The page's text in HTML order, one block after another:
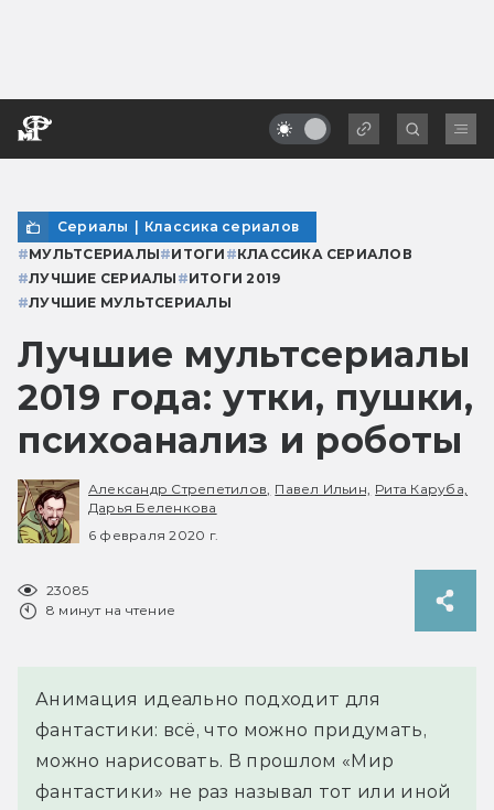
Сериалы | Классика сериалов
#МУЛЬТСЕРИАЛЫ#ИТОГИ #КЛАССИКА СЕРИАЛОВ
#ЛУЧШИЕ СЕРИАЛЫ #ИТОГИ 2019
#ЛУЧШИЕ МУЛЬТСЕРИАЛЫ
Лучшие мультсериалы
2019 года: утки, пушки,
психоанализ и роботы
Александр Стрепетилов, Павел Ильин, Рита Каруба,
Дарья Беленкова
6 февраля 2020 г.
23085
8 минут на чтение
Анимация идеально подходит для
фантастики: всё, что можно придумать,
можно нарисовать. В прошлом «Мир
фантастики» не раз называл тот или иной